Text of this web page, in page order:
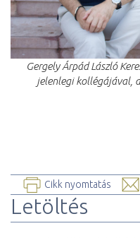
Gergely Árpád László
jelenlegi kollégájával,
Cikk nyomtatás
Letöltés